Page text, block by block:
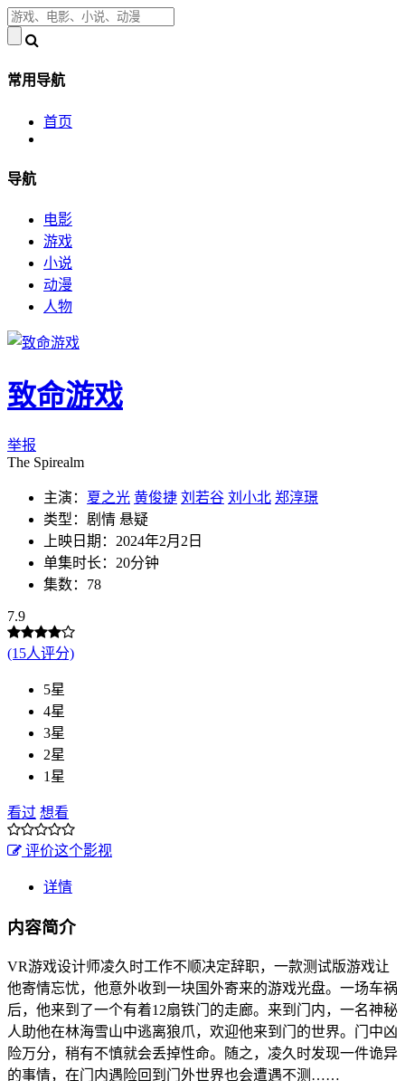
常用导航
首页
导航
电影
游戏
小说
动漫
人物
致命游戏
举报
The Spirealm
主演： 夏之光 黄俊捷 刘若谷 刘小北 郑淳璟
类型：剧情 悬疑
上映日期：2024年2月2日
单集时长：20分钟
集数：78
7.9
(15人评分)
5星
4星
3星
2星
1星
看过 想看
评价这个影视
详情
内容简介
VR游戏设计师凌久时工作不顺决定辞职，一款测试版游戏让
他寄情忘忧，他意外收到一块国外寄来的游戏光盘。一场车祸
后，他来到了一个有着12扇铁门的走廊。来到门内，一名神秘
人助他在林海雪山中逃离狼爪，欢迎他来到门的世界。门中凶
险万分，稍有不慎就会丢掉性命。随之，凌久时发现一件诡异
的事情，在门内遇险回到门外世界也会遭遇不测……